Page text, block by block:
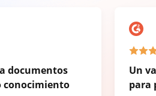
documentos
conocimiento
Un
para